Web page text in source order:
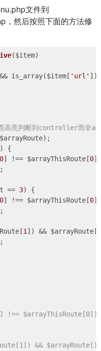
文件到
然后按照下面的方法修
($item)
is_array($item[ 'url' ])
高亮判断到controller而非
) {
0] !== $arrayThisRoute[0
;
== 3) {
0] !== $arrayThisRoute[0
;
1 ]) && $arrayRoute[
;
&&